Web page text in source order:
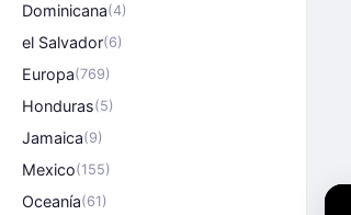
Dominicana(4)
el Salvador(6)
Europa(769)
Honduras(5)
Jamaica(9)
Mexico(155)
Oceanía(61)